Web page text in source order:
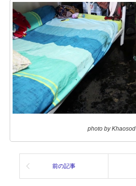
photo by Khaosod
前の記事